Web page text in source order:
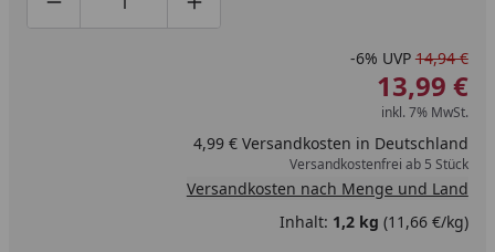
Produktmenge um eins verringern
Produktmenge manuell eingeben
Produktmenge um eins erhöhen
-6% UVP 14,94 €
13,99 €
inkl. 7% MwSt.
4,99 € Versandkosten in Deutschland
Versandkostenfrei ab 5 Stück
Versandkosten nach Menge und Land
Inhalt: 1,2 kg (11,66 €/kg)